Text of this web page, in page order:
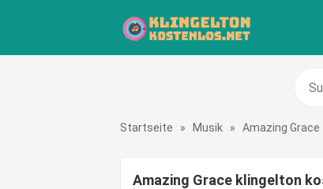
Startseite » Musik » Amazing Grace
Amazing Grace klingelton